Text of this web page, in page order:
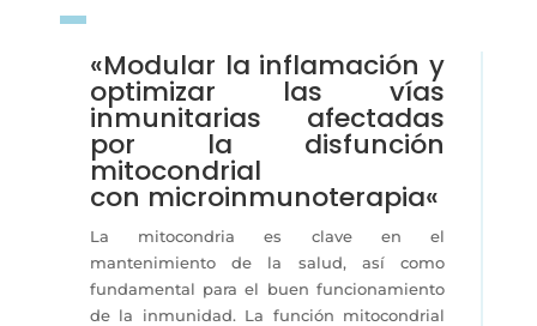
«Modular la inflamación y
optimizar las vías
inmunitarias afectadas
por la disfunción
mitocondrial
con microinmunoterapia«
La mitocondria es clave en el
mantenimiento de la salud, así como
fundamental para el buen funcionamiento
de la inmunidad. La función mitocondrial